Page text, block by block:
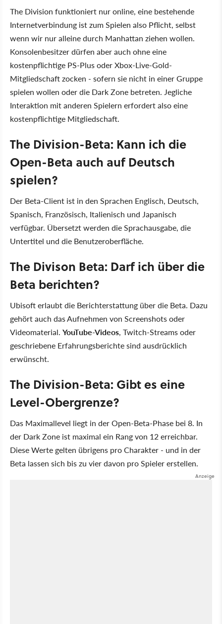
The Division funktioniert nur online, eine bestehende
Internetverbindung ist zum Spielen also Pflicht, selbst
wenn wir nur alleine durch Manhattan ziehen wollen.
Konsolenbesitzer dürfen aber auch ohne eine
kostenpflichtige PS-Plus oder Xbox-Live-Gold-
Mitgliedschaft zocken - sofern sie nicht in einer Gruppe
spielen wollen oder die Dark Zone betreten. Jegliche
Interaktion mit anderen Spielern erfordert also eine
kostenpflichtige Mitgliedschaft.
The Division-Beta: Kann ich die
Open-Beta auch auf Deutsch
spielen?
Der Beta-Client ist in den Sprachen Englisch, Deutsch,
Spanisch, Französisch, Italienisch und Japanisch
verfügbar. Übersetzt werden die Sprachausgabe, die
Untertitel und die Benutzeroberfläche.
The Divison Beta: Darf ich über die
Beta berichten?
Ubisoft erlaubt die Berichterstattung über die Beta. Dazu
gehört auch das Aufnehmen von Screenshots oder
Videomaterial. YouTube-Videos, Twitch-Streams oder
geschriebene Erfahrungsberichte sind ausdrücklich
erwünscht.
The Division-Beta: Gibt es eine
Level-Obergrenze?
Das Maximallevel liegt in der Open-Beta-Phase bei 8. In
der Dark Zone ist maximal ein Rang von 12 erreichbar.
Diese Werte gelten übrigens pro Charakter - und in der
Beta lassen sich bis zu vier davon pro Spieler erstellen.